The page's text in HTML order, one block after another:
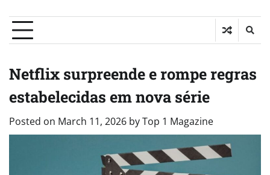
Netflix surpreende e rompe regras
estabelecidas em nova série
Posted on March 11, 2026 byTop 1 Magazine